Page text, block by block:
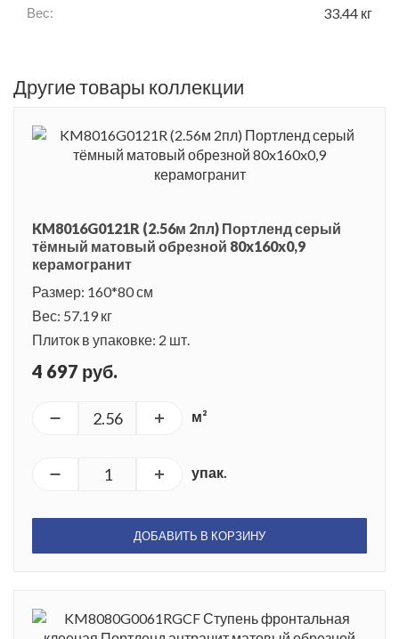
Вес: 33.44 кг
Другие товары коллекции
KM8016G0121R (2.56м 2пл) Портленд серый
тёмный матовый обрезной 80x160x0,9
керамогранит
Размер: 160*80 см
Вес: 57.19 кг
Плиток в упаковке: 2 шт.
4 697 руб.
м²
упак.
ДОБАВИТЬ В КОРЗИНУ